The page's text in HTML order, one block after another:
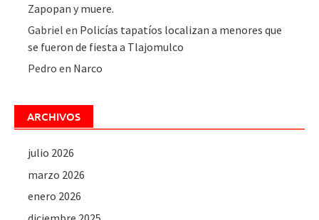
Zapopan y muere.
Gabriel en Policías tapatíos localizan a menores que
se fueron de fiesta a Tlajomulco
Pedro en Narco
ARCHIVOS
julio 2026
marzo 2026
enero 2026